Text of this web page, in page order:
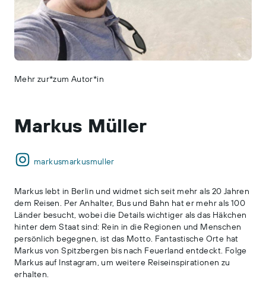
Mehr zur*zum Autor*in
Markus Müller
markusmarkusmuller
Markus lebt in Berlin und widmet sich seit mehr als 20 Jahren
dem Reisen. Per Anhalter, Bus und Bahn hat er mehr als 100
Länder besucht, wobei die Details wichtiger als das Häkchen
hinter dem Staat sind: Rein in die Regionen und Menschen
persönlich begegnen, ist das Motto. Fantastische Orte hat
Markus von Spitzbergen bis nach Feuerland entdeckt. Folge
Markus auf Instagram, um weitere Reiseinspirationen zu
erhalten.